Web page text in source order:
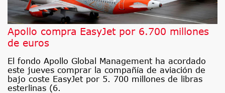
Apollo compra EasyJet por 6.700 millones
de euros
El fondo Apollo Global Management ha acordado
este jueves comprar la compañía de aviación de
bajo coste EasyJet por 5. 700 millones de libras
esterlinas (6.